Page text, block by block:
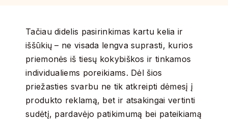
Tačiau didelis pasirinkimas kartu kelia ir
iššūkių – ne visada lengva suprasti, kurios
priemonės iš tiesų kokybiškos ir tinkamos
individualiems poreikiams. Dėl šios
priežasties svarbu ne tik atkreipti dėmesį į
produkto reklamą, bet ir atsakingai vertinti
sudėtį, pardavėjo patikimumą bei pateikiamą